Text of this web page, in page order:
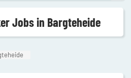
Jobs in Bargteheide